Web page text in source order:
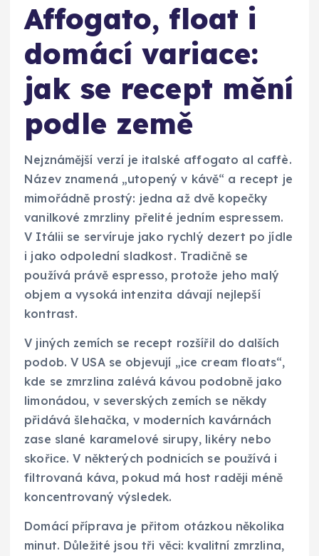
Affogato, float i
domácí variace:
jak se recept mění
podle země
Nejznámější verzí je italské affogato al caffè.
Název znamená „utopený v kávě“ a recept je
mimořádně prostý: jedna až dvě kopečky
vanilkové zmrzliny přelité jedním espressem.
V Itálii se servíruje jako rychlý dezert po jídle
i jako odpolední sladkost. Tradičně se
používá právě espresso, protože jeho malý
objem a vysoká intenzita dávají nejlepší
kontrast.
V jiných zemích se recept rozšířil do dalších
podob. V USA se objevují „ice cream floats“,
kde se zmrzlina zalévá kávou podobně jako
limonádou, v severských zemích se někdy
přidává šlehačka, v moderních kavárnách
zase slané karamelové sirupy, likéry nebo
skořice. V některých podnicích se používá i
filtrovaná káva, pokud má host raději méně
koncentrovaný výsledek.
Domácí příprava je přitom otázkou několika
minut. Důležité jsou tři věci: kvalitní zmrzlina,